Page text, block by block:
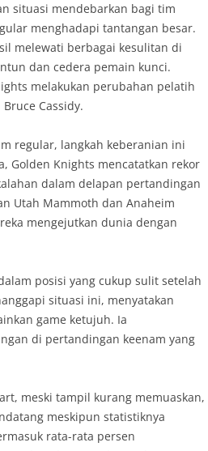
situasi mendebarkan bagi tim
menghadapi tantangan besar.
melewati berbagai kesulitan di
dan cedera pemain kunci.
melakukan perubahan pelatih
Cassidy.
regular, langkah keberanian ini
Golden Knights mencatatkan rekor
dalam delapan pertandingan
Utah Mammoth dan Anaheim
mengejutkan dunia dengan
posisi yang cukup sulit setelah
situasi ini, menyatakan
game ketujuh. Ia
di pertandingan keenam yang
meski tampil kurang memuaskan,
meskipun statistiknya
rata-rata persen